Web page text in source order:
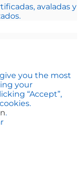
avaladas y
you the most
your
“Accept”,
.